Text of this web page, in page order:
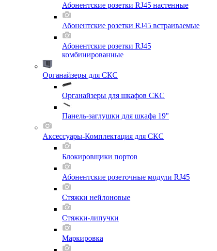
Абонентские розетки RJ45 настенные
Абонентские розетки RJ45 встраиваемые
Абонентские розетки RJ45
комбинированные
Органайзеры для СКС
Органайзеры для шкафов СКС
Панель-заглушки для шкафа 19"
Аксессуары-Комплектация для СКС
Блокировщики портов
Абонентские розеточные модули RJ45
Стяжки нейлоновые
Стяжки-липучки
Маркировка